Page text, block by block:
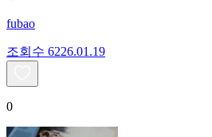
fubao
조회수 6226.01.19
0